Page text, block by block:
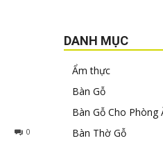
0
DANH MỤC
Ẩm thực
Bàn Gỗ
Bàn Gỗ Cho Phòng
Bàn Thờ Gỗ